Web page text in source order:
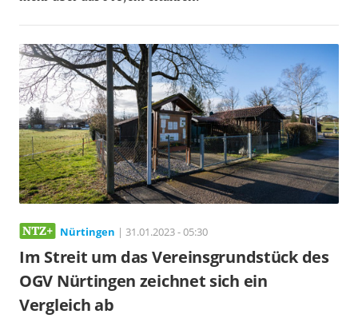
Nürtingen | 31.01.2023 - 05:30
Im Streit um das Vereinsgrundstück des
OGV Nürtingen zeichnet sich ein
Vergleich ab